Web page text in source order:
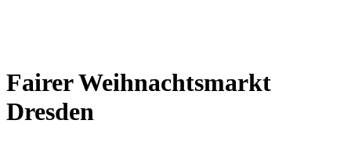
Fairer Weihnachtsmarkt
Dresden